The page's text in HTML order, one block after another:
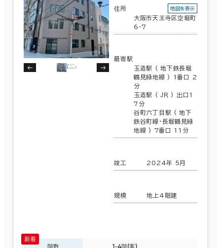
住所
大阪市天王寺区空堀町
6-7
地図を表示
最寄駅
玉造駅 ( 地下鉄長堀
鶴見緑地線 ) 1番口 2
分
玉造駅 ( ＪＲ ) 出口1
7分
谷町六丁目駅 ( 地下
鉄谷町線･長堀鶴見緑
地線 ) 7番口 11分
竣工 2024年 5月
規模 地上4階建
階数 1-4階(案)